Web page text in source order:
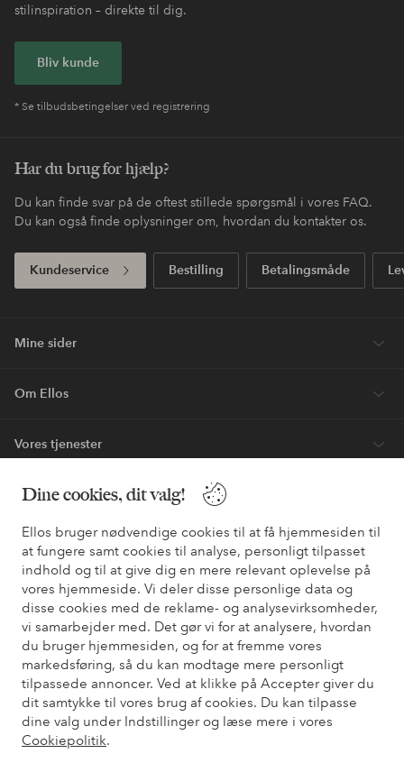
Dine cookies, dit valg!
Ellos bruger nødvendige cookies til at få hjemmesiden til
at fungere samt cookies til analyse, personligt tilpasset
indhold og til at give dig en mere relevant oplevelse på
vores hjemmeside. Vi deler disse personlige data og
disse cookies med de reklame- og analysevirksomheder,
vi samarbejder med. Det gør vi for at analysere, hvordan
du bruger hjemmesiden, og for at fremme vores
markedsføring, så du kan modtage mere personligt
tilpassede annoncer. Ved at klikke på Accepter giver du
dit samtykke til vores brug af cookies. Du kan tilpasse
dine valg under Indstillinger og læse mere i vores
Cookiepolitik.
stilinspiration – direkte til dig.
Bliv kunde
* Se tilbudsbetingelser ved registrering
Har du brug for hjælp?
Du kan finde svar på de oftest stillede spørgsmål i vores FAQ.
Du kan også finde oplysninger om, hvordan du kontakter os.
Kundeservice Bestilling Betalingsmåde
Mine sider
Om Ellos
Vores tjenester
Vilkår
Venner
Sikre betalinger - betal nu eller del op
Vil du vide mere om vores betalingsmuligheder
elpy elpy